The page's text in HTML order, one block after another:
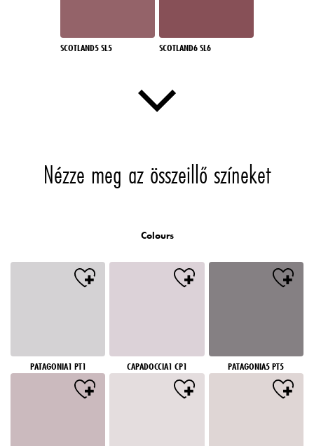
SCOTLAND5 SL5 SCOTLAND6 SL6
Nézze meg az összeillő színeket
Colours
PATAGONIA1 PT1 CAPADOCCIA1 CP1 PATAGONIA5 PT5